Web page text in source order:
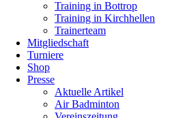
Training in Bottrop
Training in Kirchhellen
Trainerteam
Mitgliedschaft
Turniere
Shop
Presse
Aktuelle Artikel
Air Badminton